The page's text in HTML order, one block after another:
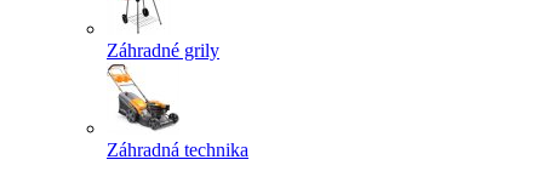
Záhradné grily
Záhradná technika